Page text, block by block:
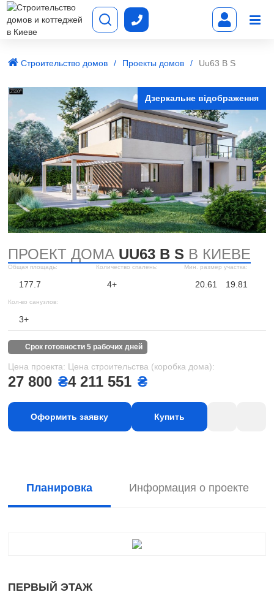
Строительство домов Проекты домов Uu63 B S
Дзеркальне відображення
ПРОЕКТ ДОМА UU63 B S В КИЕВЕ
Общая площадь:
177.7
Количество спалень:
4+
Мин. размер участка:
20.61 19.81
Кол-во санузлов:
3+
срок готовности 5 рабочих дней
Цена проекта:
27 800 ₴
Цена строительства (коробка дома):
4 211 551 ₴
Оформить заявку Купить
Планировка Информация о проекте
ПЕРВЫЙ ЭТАЖ